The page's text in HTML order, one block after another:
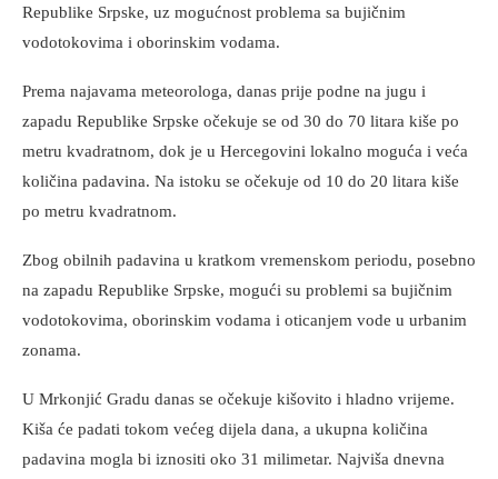
Republike Srpske, uz mogućnost problema sa bujičnim
vodotokovima i oborinskim vodama.
Prema najavama meteorologa, danas prije podne na jugu i
zapadu Republike Srpske očekuje se od 30 do 70 litara kiše po
metru kvadratnom, dok je u Hercegovini lokalno moguća i veća
količina padavina. Na istoku se očekuje od 10 do 20 litara kiše
po metru kvadratnom.
Zbog obilnih padavina u kratkom vremenskom periodu, posebno
na zapadu Republike Srpske, mogući su problemi sa bujičnim
vodotokovima, oborinskim vodama i oticanjem vode u urbanim
zonama.
U Mrkonjić Gradu danas se očekuje kišovito i hladno vrijeme.
Kiša će padati tokom većeg dijela dana, a ukupna količina
padavina mogla bi iznositi oko 31 milimetar. Najviša dnevna